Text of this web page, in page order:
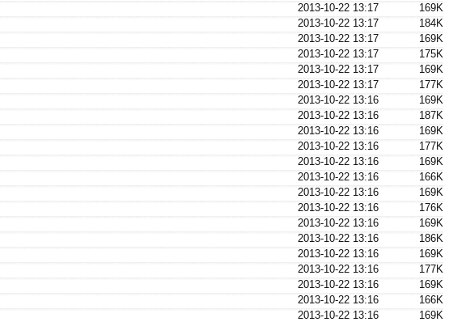
2013-10-22 13:17
169K
2013-10-22 13:17
184K
2013-10-22 13:17
169K
2013-10-22 13:17
175K
2013-10-22 13:17
169K
2013-10-22 13:17
177K
2013-10-22 13:16
169K
2013-10-22 13:16
187K
2013-10-22 13:16
169K
2013-10-22 13:16
177K
2013-10-22 13:16
169K
2013-10-22 13:16
166K
2013-10-22 13:16
169K
2013-10-22 13:16
176K
2013-10-22 13:16
169K
2013-10-22 13:16
186K
2013-10-22 13:16
169K
2013-10-22 13:16
177K
2013-10-22 13:16
169K
2013-10-22 13:16
166K
2013-10-22 13:16
169K